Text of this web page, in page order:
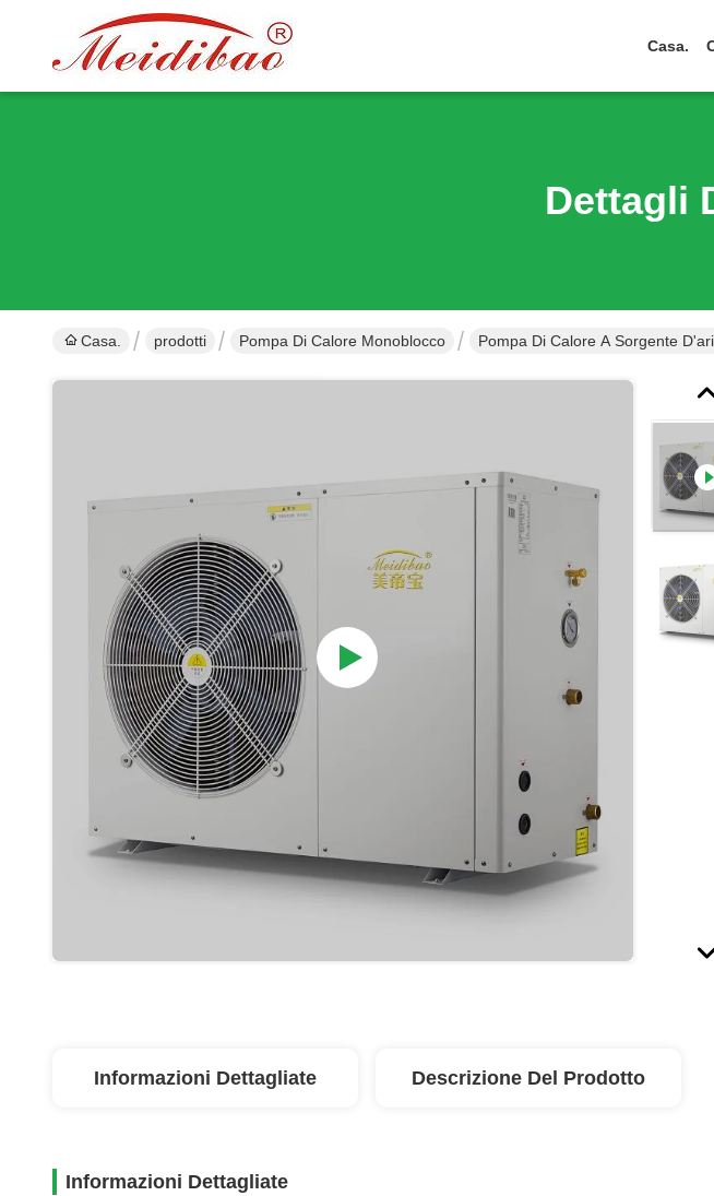
Casa.
Dettagli
Casa. prodotti Pompa Di Calore Monoblocco Pompa Di Calore A Sorgente
Informazioni Dettagliate Descrizione Del Prodotto
Informazioni Dettagliate